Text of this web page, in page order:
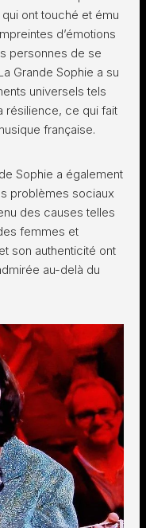
ont touché et ému
d’émotions
personnes de se
Grande Sophie a su
universels tels
résilience, ce qui fait
française.
Sophie a également
problèmes sociaux
des causes telles
femmes et
son authenticité ont
au-delà du